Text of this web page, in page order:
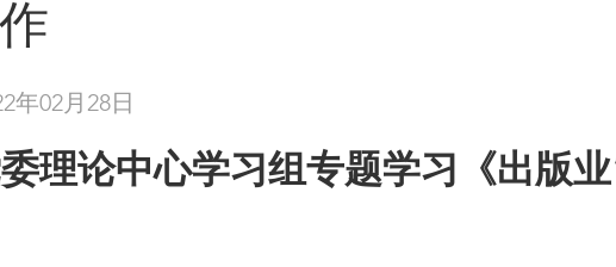
年02月28日
理论中心学习组专题学习《出版